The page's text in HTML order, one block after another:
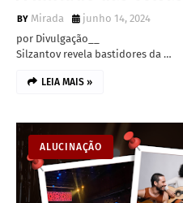
Mirada
junho 14, 2024
por Divulgação__
Silzantov revela bastidores da …
LEIA MAIS »
ALUCINAÇÃO